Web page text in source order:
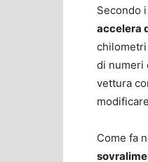
Secondo
accelera
di numeri
vettura
Come fa